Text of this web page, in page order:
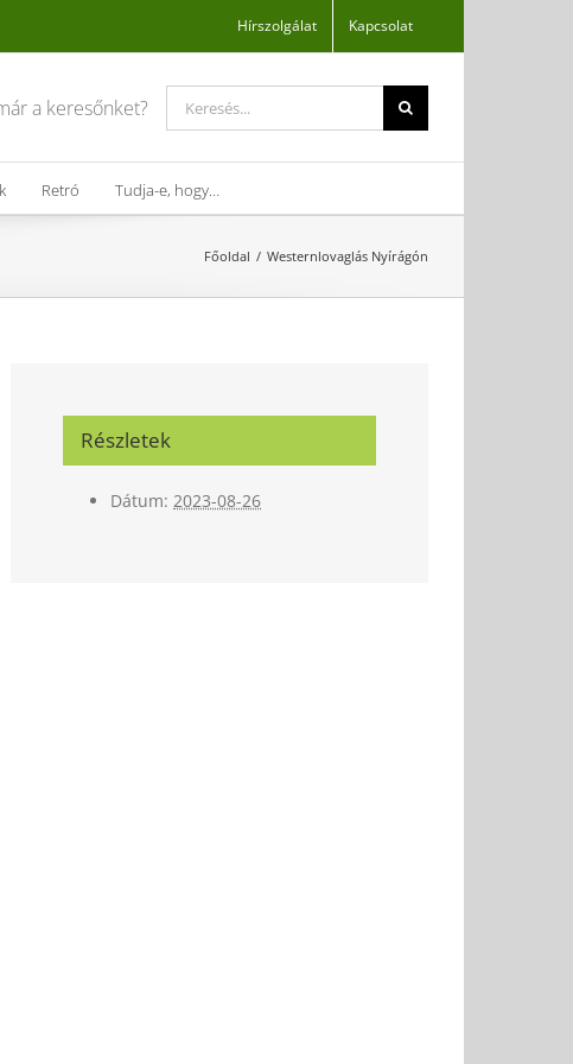
Hírszolgálat Kapcsolat
a keresőnket?
for:
Retró Tudja-e, hogy…
Főoldal Westernlovaglás Nyírágón
Részletek
Dátum: 2023-08-26